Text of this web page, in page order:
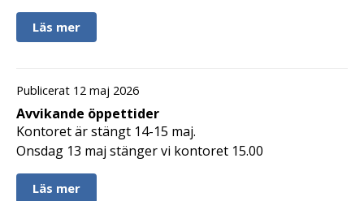
Läs mer
Publicerat 12 maj 2026
Avvikande öppettider
Kontoret är stängt 14-15 maj.
Onsdag 13 maj stänger vi kontoret 15.00
Läs mer